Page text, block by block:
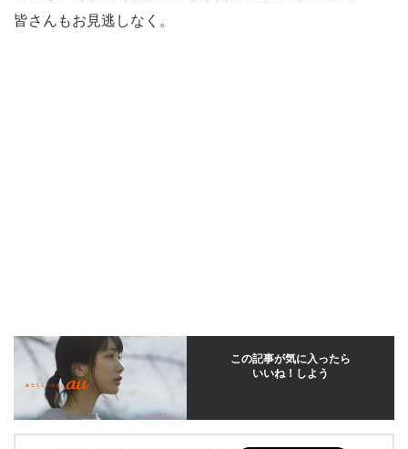
皆さんもお見逃しなく。
この記事が気に入ったら
いいね！しよう